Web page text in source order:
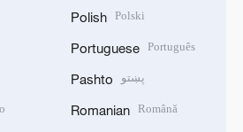
Polish Polski
Portuguese Português
Pashto پښتو
Romanian Română